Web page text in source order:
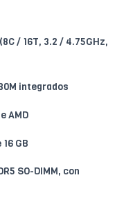
/ 16T, 3.2 / 4.75GHz,
integrados
AMD
GB
SO-DIMM, con